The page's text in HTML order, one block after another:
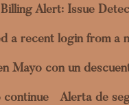
Billing Alert: Issue
a recent login from a
Mayo con un
Alerta de